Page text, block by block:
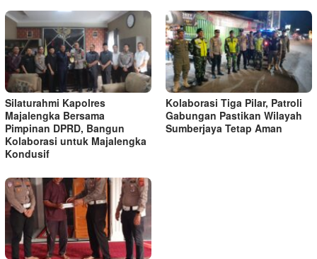
Silaturahmi Kapolres
Majalengka Bersama
Pimpinan DPRD, Bangun
Kolaborasi untuk Majalengka
Kondusif
Kolaborasi Tiga Pilar, Patroli
Gabungan Pastikan Wilayah
Sumberjaya Tetap Aman